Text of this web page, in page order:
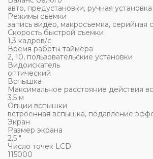
авто, предустановки, ручная установка
Режимы съемки
запись видео, макросъемка, серийная
Скорость быстрой съемки
1.3 кадров/с
Время работы таймера
2, 10, пользовательские установки
Видоискатель
оптический
Вспышка
Максимальное расстояние действия
3.5 м
Опции вспышки
встроенная вспышка, подавление
Экран
Размер экрана
2.5 "
Число точек LCD
115000